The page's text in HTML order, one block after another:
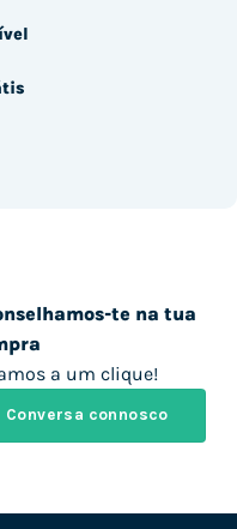
te na tua
a um clique!
Conversa connosco